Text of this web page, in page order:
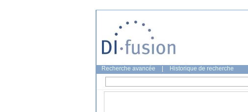
Recherche avancée Historique de recherche